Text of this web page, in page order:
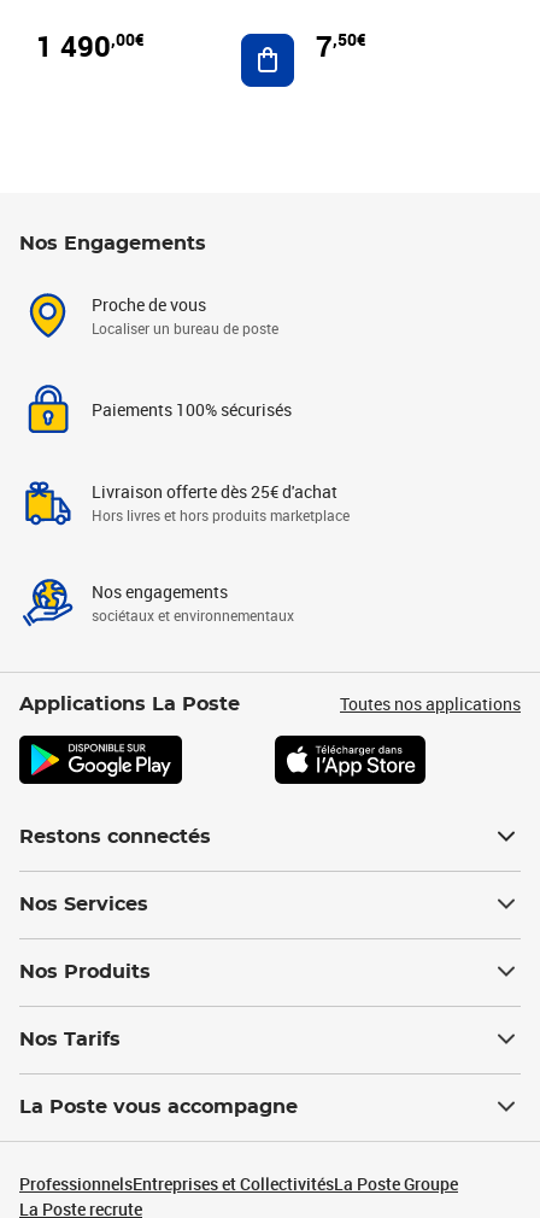
1 490,00€ Ajouter au panier
7,50€
Nos Engagements
Proche de vous
Localiser un bureau de poste
Paiements 100% sécurisés
Livraison offerte dès 25€ d'achat
Hors livres et hors produits marketplace
Nos engagements
sociétaux et environnementaux
Applications La Poste Toutes nos applications
Restons connectés
Nos Services
Nos Produits
Nos Tarifs
La Poste vous accompagne
ProfessionnelsEntreprises et CollectivitésLa Poste Groupe
La Poste recrute